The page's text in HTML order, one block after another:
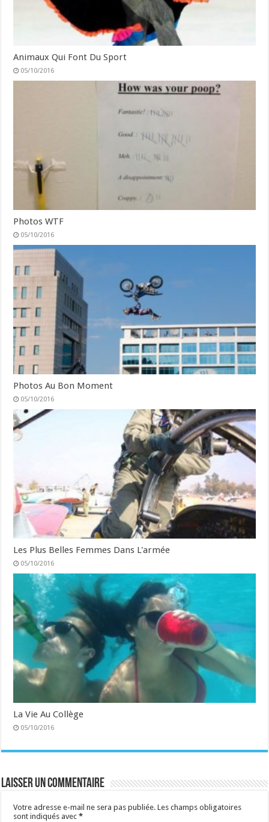
Animaux Qui Font Du Sport
05/10/2016
Photos WTF
05/10/2016
Photos Au Bon Moment
05/10/2016
Les Plus Belles Femmes Dans L'armée
05/10/2016
La Vie Au Collège
05/10/2016
Laisser un commentaire
Votre adresse e-mail ne sera pas publiée. Les champs obligatoires
sont indiqués avec*